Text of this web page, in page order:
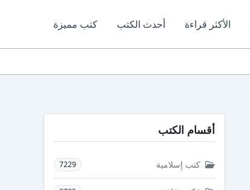
الأكثر قراءة أحدث الكتب كتب مميزة
أقسام الكتب
كتب إسلامية 7229